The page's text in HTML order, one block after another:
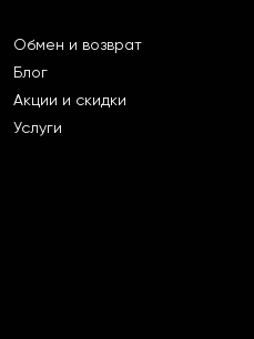
Обмен и возврат
Блог
Акции и скидки
Услуги